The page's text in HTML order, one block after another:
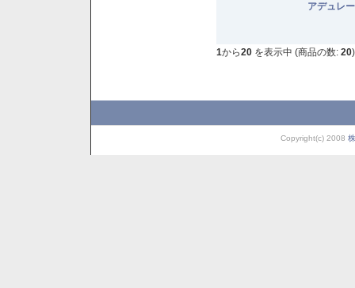
アデュレ
1から20 を表示中 (商品の数: 20)
Copyright(c) 2008